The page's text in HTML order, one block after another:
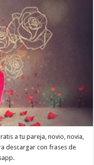
a tu pareja, novio, novia,
descargar con frases de